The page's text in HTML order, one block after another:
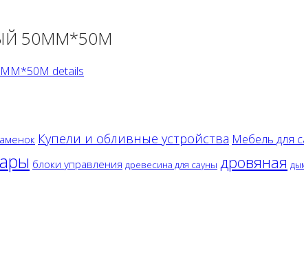
50ММ*50М
details
Купели и обливные устройства Мебель для
блоки управления древесина для сауны дровяная